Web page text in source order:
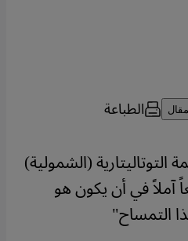
الطباعة
التوتاليتارية (الشمولية)
آملاً في أن يكون هو
التمساح"